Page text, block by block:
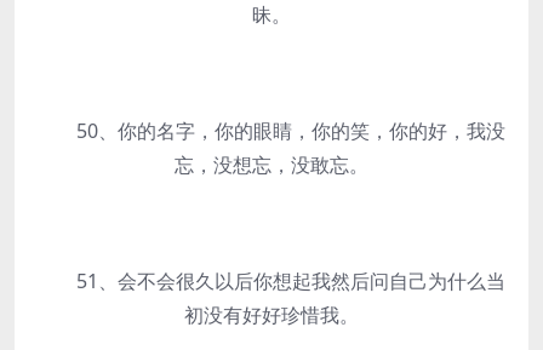
昧。
50、你的名字，你的眼睛，你的笑，你的好，我没
忘，没想忘，没敢忘。
51、会不会很久以后你想起我然后问自己为什么当
初没有好好珍惜我。